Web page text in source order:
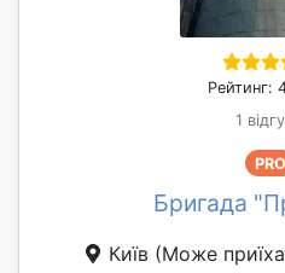
Рейтинг:
1
PRO
Бригада
Київ (Може